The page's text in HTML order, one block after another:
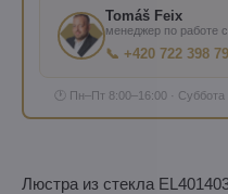
Tomáš Feix
менеджер по работе
📞 +420 722 398
🕐 Пн–Пт 8:00–16:00 · Суббота
Люстра из стекла